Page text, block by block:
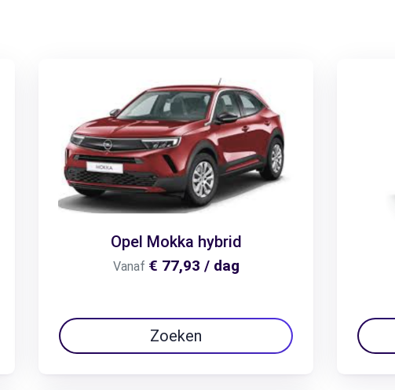
Opel Mokka hybrid
Vanaf € 77,93 / dag
Zoeken